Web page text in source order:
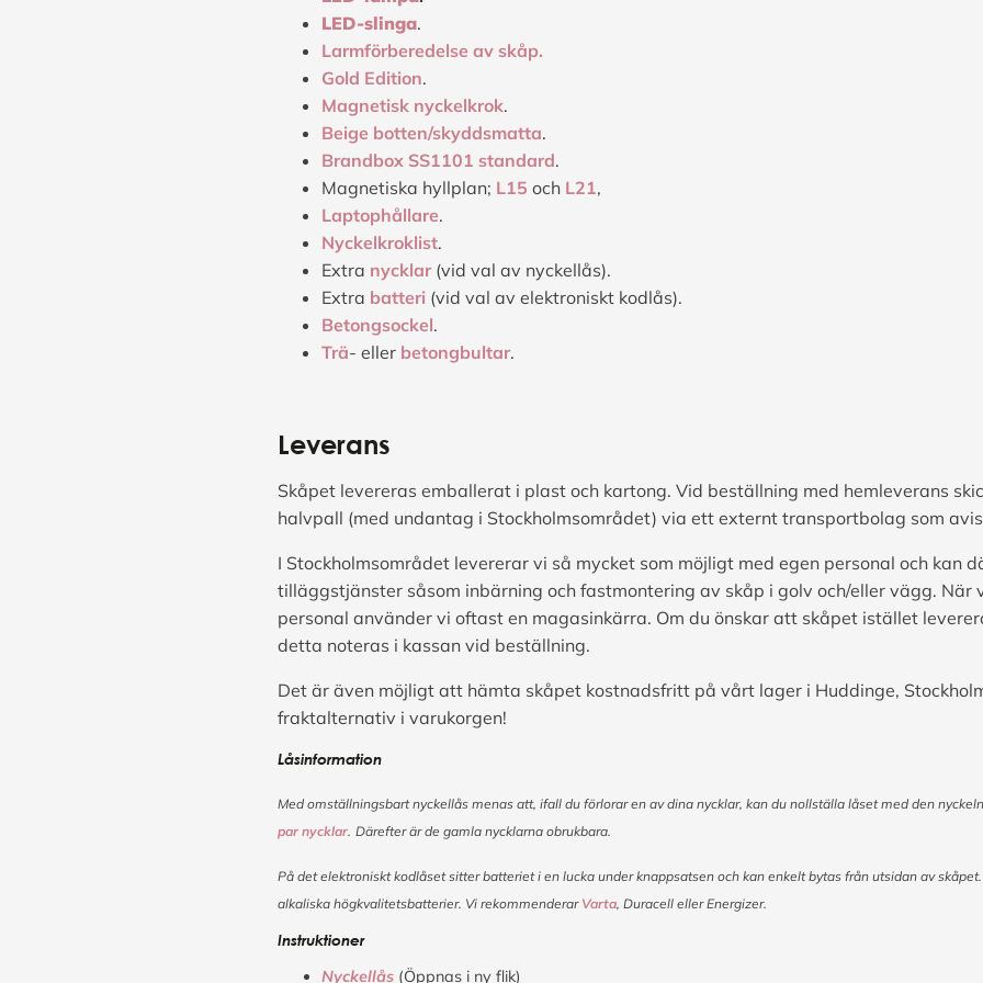
LED-slinga.
Larmförberedelse av skåp.
Gold Edition.
Magnetisk nyckelkrok.
Beige botten/skyddsmatta.
Brandbox SS1101 standard.
Magnetiska hyllplan; L15 och L21,
Laptophållare.
Nyckelkroklist.
Extra nycklar(vid val av nyckellås).
Extra batteri (vid val av elektroniskt kodlås).
Betongsockel.
Trä- eller betongbultar.
Leverans
Skåpet levereras emballerat i plast och kartong. Vid beställning med hemleverans
halvpall (med undantag i Stockholmsområdet) via ett externt transportbolag som
I Stockholmsområdet levererar vi så mycket som möjligt med egen personal och kan
tilläggstjänster såsom inbärning och fastmontering av skåp i golv och/eller vägg. När
personal använder vi oftast en magasinkärra. Om du önskar att skåpet istället
detta noteras i kassan vid beställning.
Det är även möjligt att hämta skåpet kostnadsfritt på vårt lager i Huddinge,
fraktalternativ i varukorgen!
Låsinformation
Med omställningsbart nyckellås menas att, ifall du förlorar en av dina nycklar, kan du nollställa låset med den
par nycklar. Därefter är de gamla nycklarna obrukbara.
På det elektroniskt kodlåset sitter batteriet i en lucka under knappsatsen och kan enkelt bytas från utsidan av
alkaliska högkvalitetsbatterier. Vi rekommenderar Varta, Duracell eller Energizer.
Instruktioner
Nyckellås (Öppnas i ny flik)